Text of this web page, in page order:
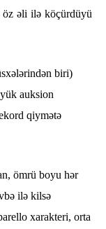
öz əli ilə köçürdüyü
biri)
auksion
qiymətə
ömrü boyu hər
ilə kilsə
xarakteri, orta